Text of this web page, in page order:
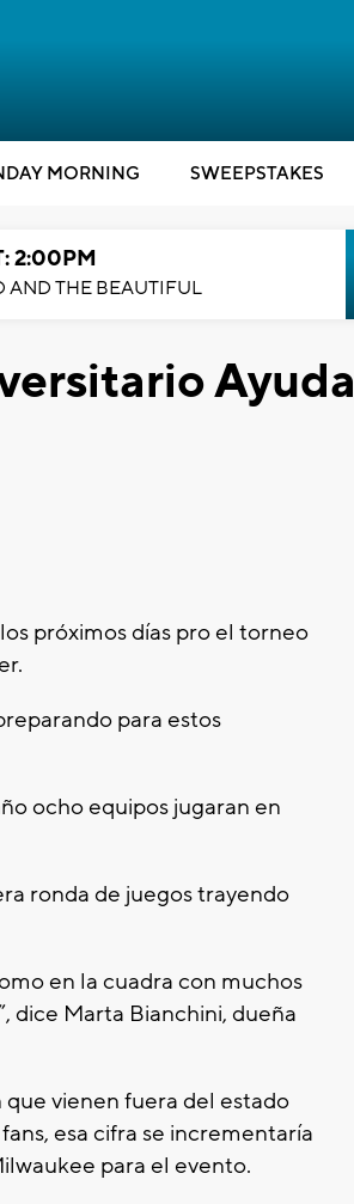
MORNING SWEEPSTAKES
2:00PM
AND THE BEAUTIFUL
Ayuda
próximos días pro el torneo
para estos
ocho equipos jugaran en
ronda de juegos trayendo
en la cuadra con muchos
dice Marta Bianchini, dueña
que vienen fuera del estado
esa cifra se incrementaría
para el evento.